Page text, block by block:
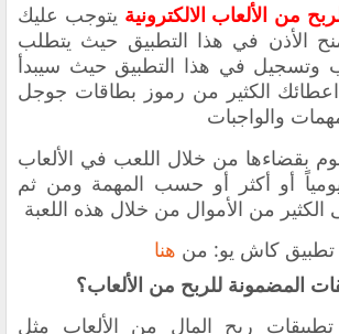
من الألعاب الالكترونية يتوجب عليك
الأذن في هذا التطبيق حيث يتطلب
وتسجيل في هذا التطبيق حيث سيبدأ
الكثير من رموز بطاقات جوجل
والواجبات
بقضاءها من خلال اللعب في الألعاب
يومياً أو أكثر أو حسب ‏المهمة ‏ومن ثم
من الأموال من خلال هذه اللعبة
كاش يو: ‏من هنا
المضمونة للربح من الألعاب؟
ربح المال من الألعاب مثل